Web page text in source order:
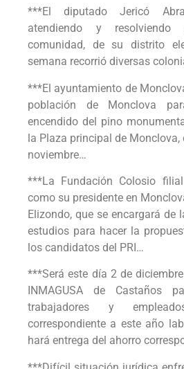
***El diputado Jericó
atendiendo y
comunidad, de su distrito
semana recorrió diversas
***El ayuntamiento de
población de Monclova
encendido del pino
la Plaza principal de Monclova,
noviembre…
***La Fundación Colosio
como su presidente en
Elizondo, que se encargará de
estudios para hacer la
los candidatos del PRI…
***Será este día 2 de
INMAGUSA de Castaños
trabajadores y
correspondiente a este año
hará entrega del ahorro